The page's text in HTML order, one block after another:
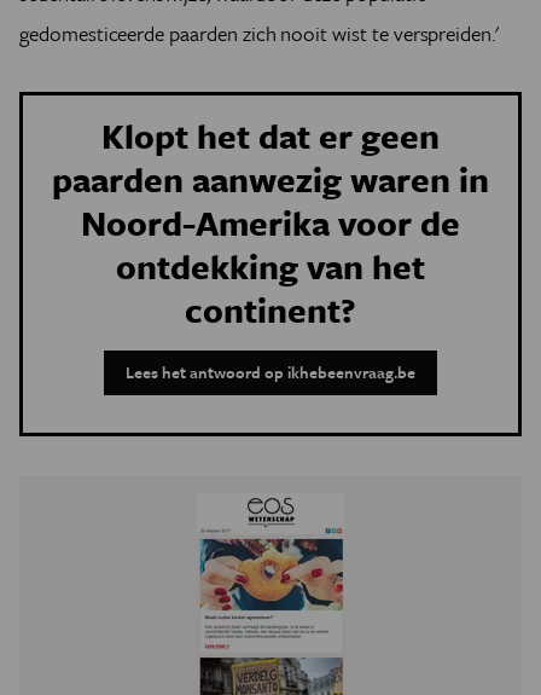
gedomesticeerde paarden zich nooit wist te verspreiden.'
Klopt het dat er geen
paarden aanwezig waren in
Noord-Amerika voor de
ontdekking van het
continent?
Lees het antwoord op ikhebeenvraag.be